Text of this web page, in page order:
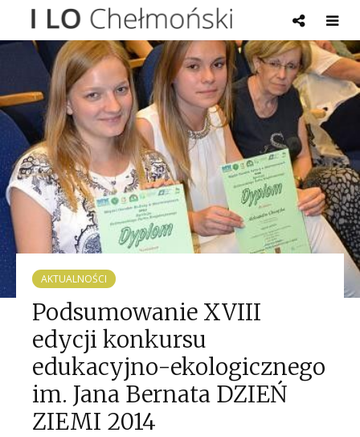
AKTUALNOŚCI
Podsumowanie XVIII
edycji konkursu
edukacyjno-ekologicznego
im. Jana Bernata DZIEŃ
ZIEMI 2014